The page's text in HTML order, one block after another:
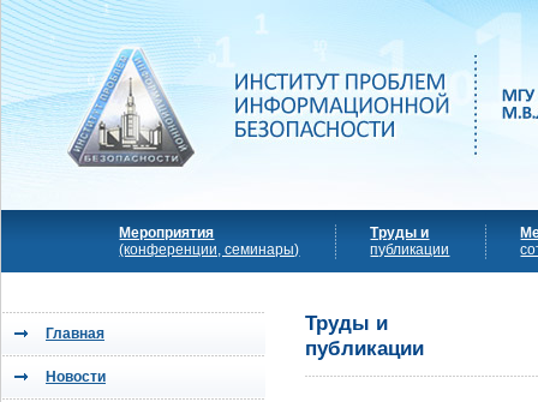
Мероприятия
(конференции, семинары)
Труды и
публикации
Главная
Новости
Труды и
публикации